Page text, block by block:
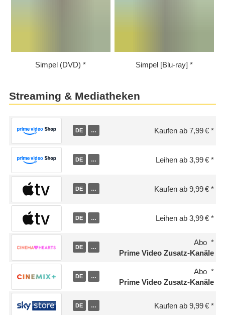
Simpel (DVD) Simpel [Blu-ray]
Streaming & Mediatheken
DE … Kaufen ab 7,99 €
DE … Leihen ab 3,99 €
DE … Kaufen ab 9,99 €
DE … Leihen ab 3,99 €
DE …
Abo
Prime Video Zusatz-Kanäle
DE …
Abo
Prime Video Zusatz-Kanäle
DE … Kaufen ab 9,99 €